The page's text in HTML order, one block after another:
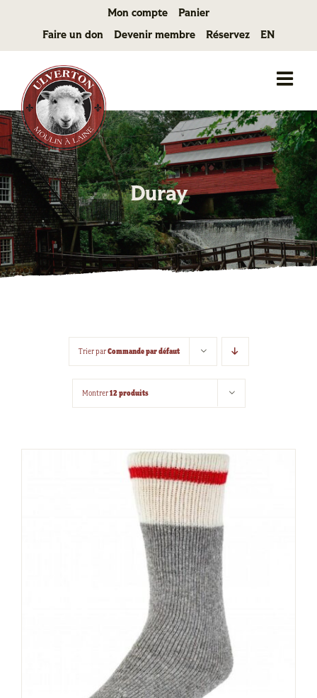
Mon compte Panier
Faire un don Devenir membre Réservez EN
Duray
Trier parCommande par défaut
Montrer12 produits